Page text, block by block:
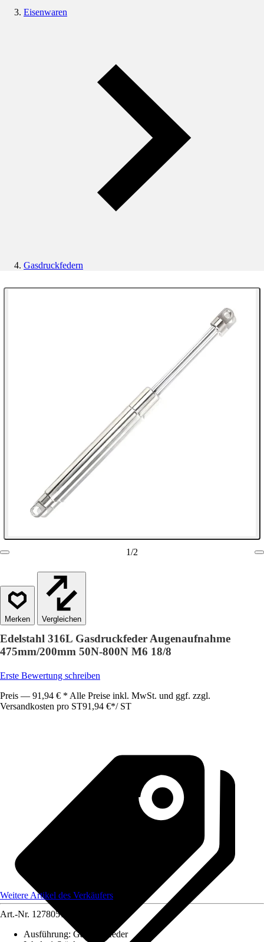
Eisenwaren
Gasdruckfedern
1/2
Vergleichen
Edelstahl 316L Gasdruckfeder Augenaufnahme
475mm/200mm 50N-800N M6 18/8
Erste Bewertung schreiben
Preis — 91,94 € * Alle Preise inkl. MwSt. und ggf. zzgl.
Versandkosten pro ST91,94 €*/ ST
Weitere Artikel des Verkäufers
Art.-Nr. 12780516
Ausführung: Gasdruckfeder